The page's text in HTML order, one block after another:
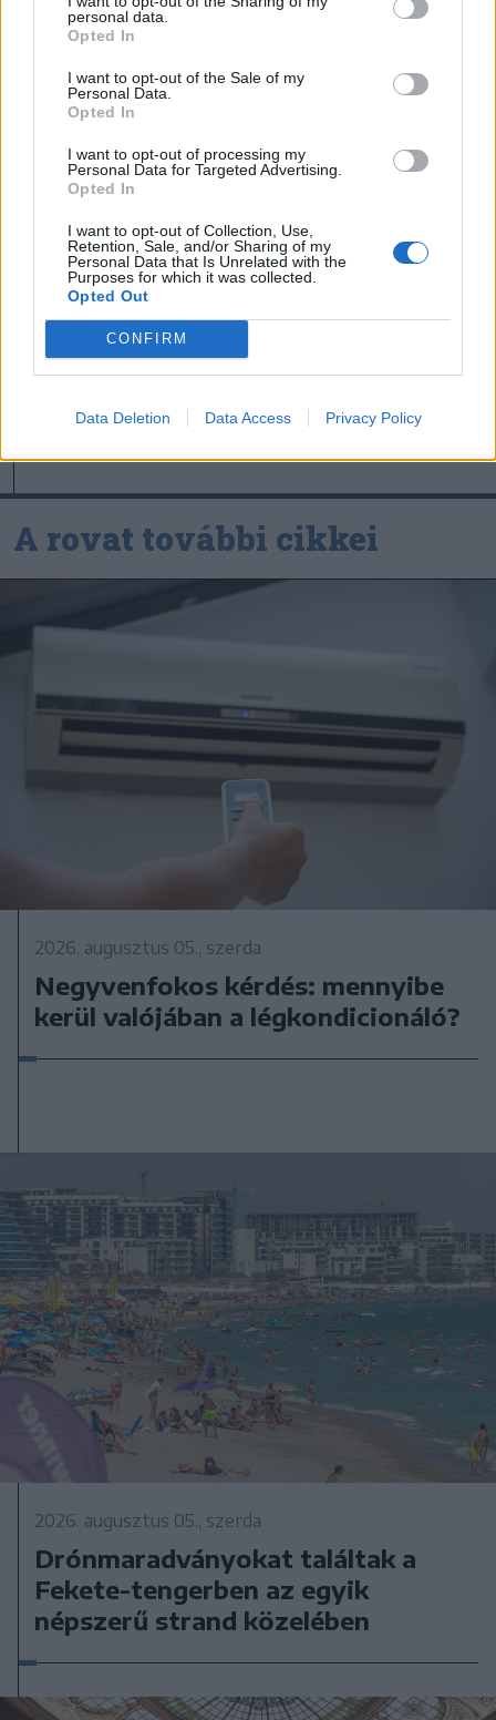
personal data.
Opted In
I want to opt-out of the Sale of my
Personal Data.
Opted In
I want to opt-out of processing my
Personal Data for Targeted Advertising.
Opted In
I want to opt-out of Collection, Use,
Retention, Sale, and/or Sharing of my
Personal Data that Is Unrelated with the
Purposes for which it was collected.
Opted Out
CONFIRM
Data Deletion Data Access Privacy Policy
csíkszeredai férfi
Székely Sport
Sepsi OSK és az FK
Csíkszereda kilóg a sorból a
Nőileg
menjünk!
A rovat további cikkei
2026. augusztus 05., szerda
Negyvenfokos kérdés: mennyibe
kerül valójában a légkondicionáló?
2026. augusztus 05., szerda
Drónmaradványokat találtak a
Fekete-tengerben az egyik
népszerű strand közelében